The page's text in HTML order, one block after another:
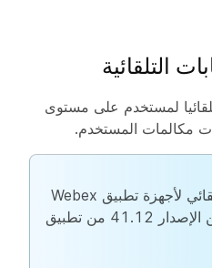
التلقائية
تلقائيا لمستخدم على مستوى
مكالمات المستخدم.
يتم دعم التوفير التلقائي لأجهزة تطبيق Webex
في Unified CM من الإصدار 41.12 من تطبيق